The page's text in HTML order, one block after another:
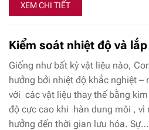
XEM CHI TIẾT
Kiểm soát nhiệt độ và
Giống như bất kỳ vật liệu nào,
hưởng bởi nhiệt độ khắc nghiệt –
với các vật liệu thay thế bằng
độ cực cao khi hàn dung môi , vì
hưởng đến thời gian lưu hóa. Sự…